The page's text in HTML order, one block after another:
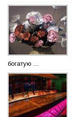
богатую ...